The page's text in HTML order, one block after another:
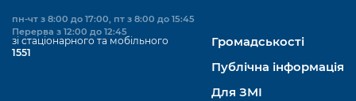
пн-чт з 8:00 до 17:00, пт з 8:00 до 15:45
Перерва з 12:00 до 12:45
зі стаціонарного та мобільного
1551
Громадськості
Публічна інформація
Для ЗМІ